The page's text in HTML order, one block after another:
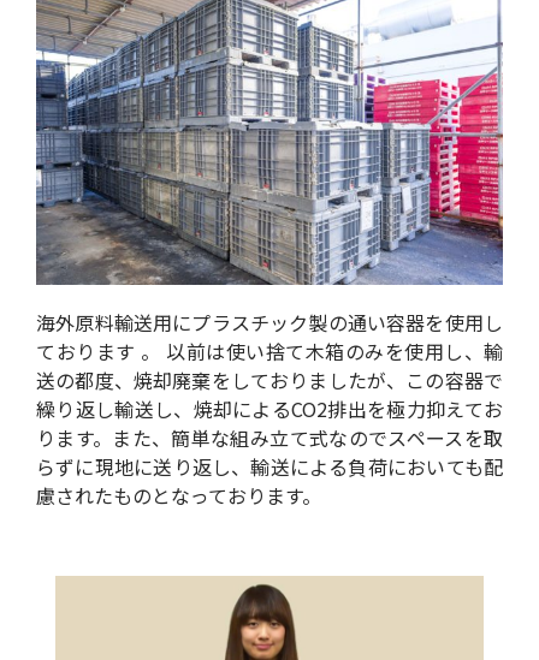
海外原料輸送用にプラスチック製の通い容器を使用し
ております 。 以前は使い捨て木箱のみを使用し、輸
送の都度、焼却廃棄をしておりましたが、この容器で
繰り返し輸送し、焼却によるCO2排出を極力抑えてお
ります。また、簡単な組み立て式なのでスペースを取
らずに現地に送り返し、輸送による負荷においても配
慮されたものとなっております。